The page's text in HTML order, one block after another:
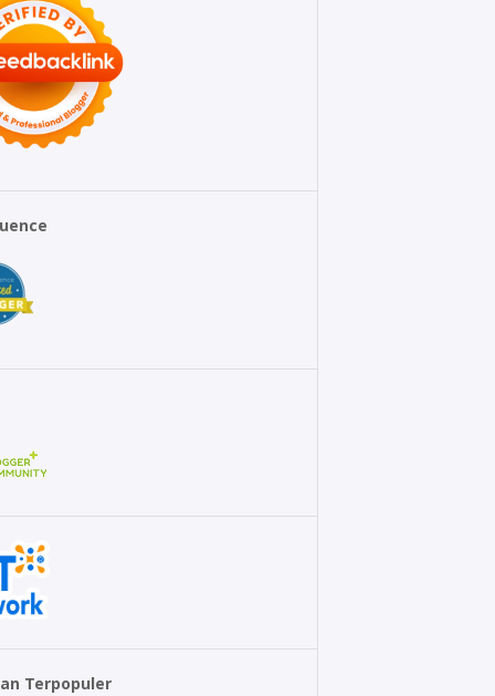
Terpopuler